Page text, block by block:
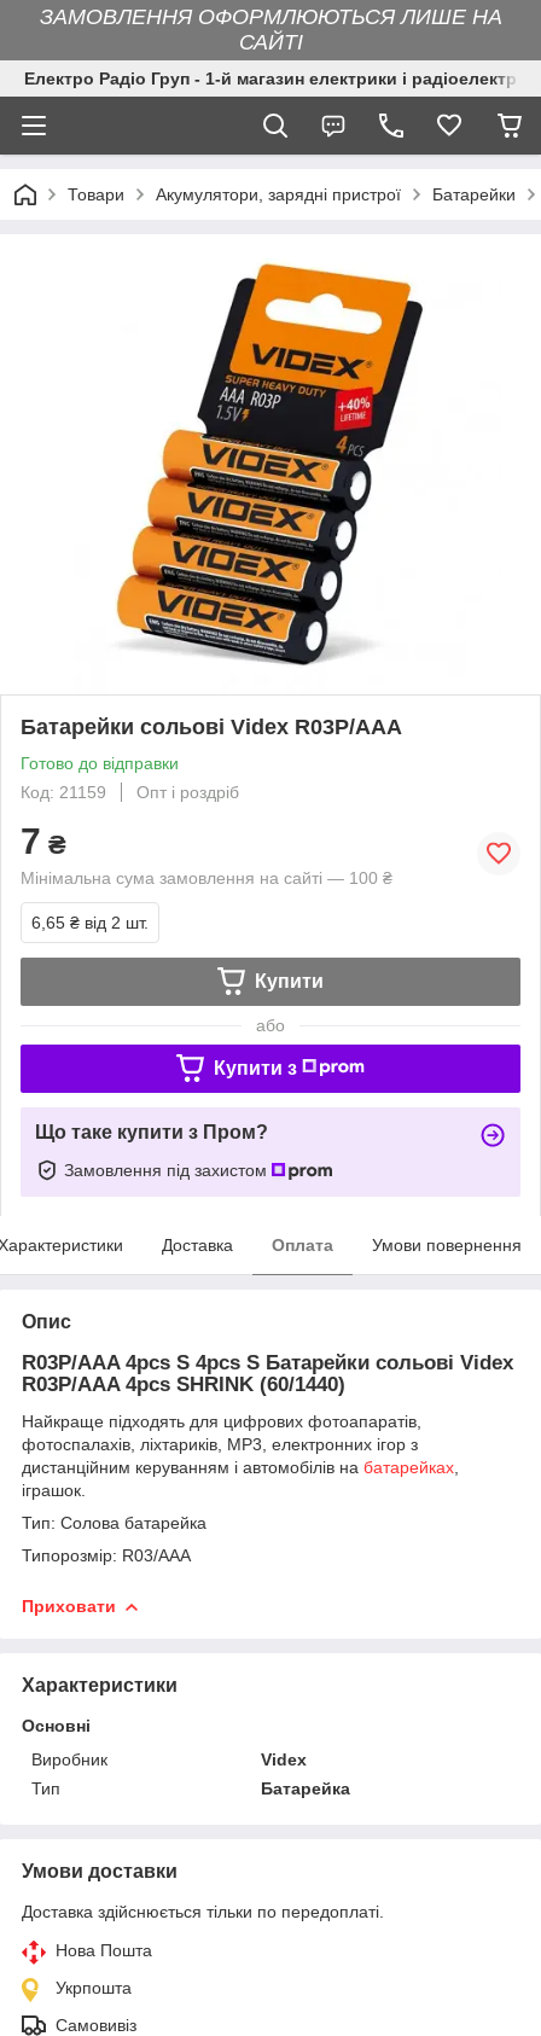
ЗАМОВЛЕННЯ ОФОРМЛЮЮТЬСЯ ЛИШЕ НА
САЙТІ
Електро Радіо Груп - 1-й магазин електрики і
Товари Акумулятори, зарядні пристрої Батарейки
Батарейки сольові Videx R03P/AAA
Готово до відправки
Код: 21159
Опт і роздріб
7 ₴
Мінімальна сума замовлення на сайті — 100 ₴
6,65 ₴ від 2 шт.
Купити
або
Купити з
Що таке купити з Пром?
Замовлення під захистом
Доставка Оплата Умови повернення
Опис
R03P/AAA 4pcs S 4pcs S Батарейки сольові Videx
R03P/AAA 4pcs SHRINK (60/1440)
Найкраще підходять для цифрових фотоапаратів,
фотоспалахів, ліхтариків, MP3, електронних ігор з
дистанційним керуванням і автомобілів на батарейках
іграшок.
Тип: Солова батарейка
Типорозмір: R03/AAA
Приховати
Характеристики
Основні
Виробник
Videx
Тип
Батарейка
Умови доставки
Доставка здійснюється тільки по передоплаті.
Нова Пошта
Укрпошта
Самовивіз